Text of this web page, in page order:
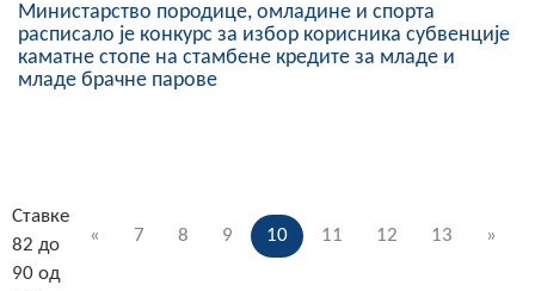
Министарство породице, омладине и спорта
расписало је конкурс за избор корисника субвенције
каматне стопе на стамбене кредите за младе и
младе брачне парове
« 7 8 9 10 11 12 13 »
Ставке
82 до
90 од